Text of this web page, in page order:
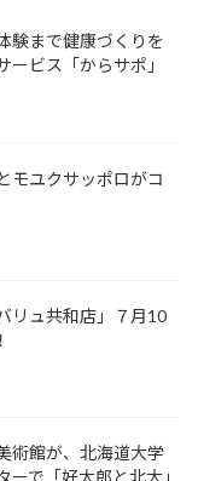
験まで健康づくりを
ビス「からサポ」
モユクサッポロがコ
リュ共和店」７月10
術館が、北海道大学